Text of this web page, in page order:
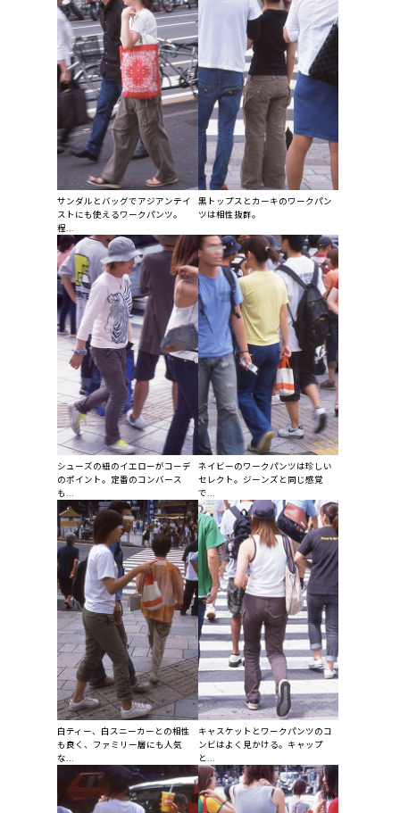
サンダルとバッグでアジアンテイ
ストにも使えるワークパンツ。
程...
黒トップスとカーキのワークパン
ツは相性抜群。
シューズの紐のイエローがコーデ
のポイント。定番のコンバース
も...
ネイビーのワークパンツは珍しい
セレクト。ジーンズと同じ感覚
で...
白ティー、白スニーカーとの相性
も良く、ファミリー層にも人気
な...
キャスケットとワークパンツのコ
ンビはよく見かける。キャップ
と...